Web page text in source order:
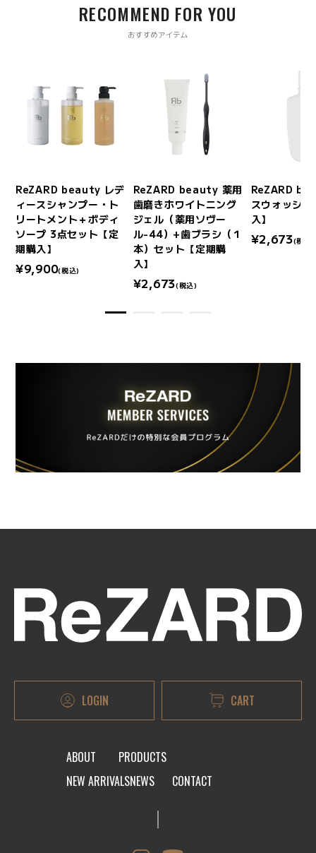
RECOMMEND FOR YOU
おすすめアイテム
ReZARD beauty レデ
ィースシャンプー・ト
リートメント＋ボディ
ソープ 3点セット【定
期購入】
¥9,900(税込)
ReZARD beauty 薬用
歯磨きホワイトニング
ジェル（薬用ソヴー
ル-44）+歯ブラシ（１
本）セット【定期購
入】
¥2,673(税込)
ReZARD
スウォッシ
入】
¥2,673(税込)
LOGIN CART
ABOUT
PRODUCTS
NEW ARRIVALSNEWS CONTACT